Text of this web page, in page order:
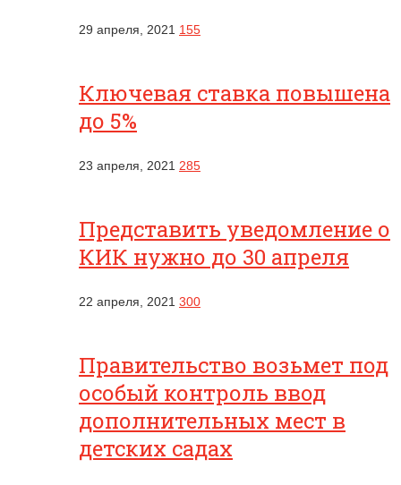
29 апреля, 2021 155
Ключевая ставка повышена
до 5%
23 апреля, 2021 285
Представить уведомление о
КИК нужно до 30 апреля
22 апреля, 2021 300
Правительство возьмет под
особый контроль ввод
дополнительных мест в
детских садах